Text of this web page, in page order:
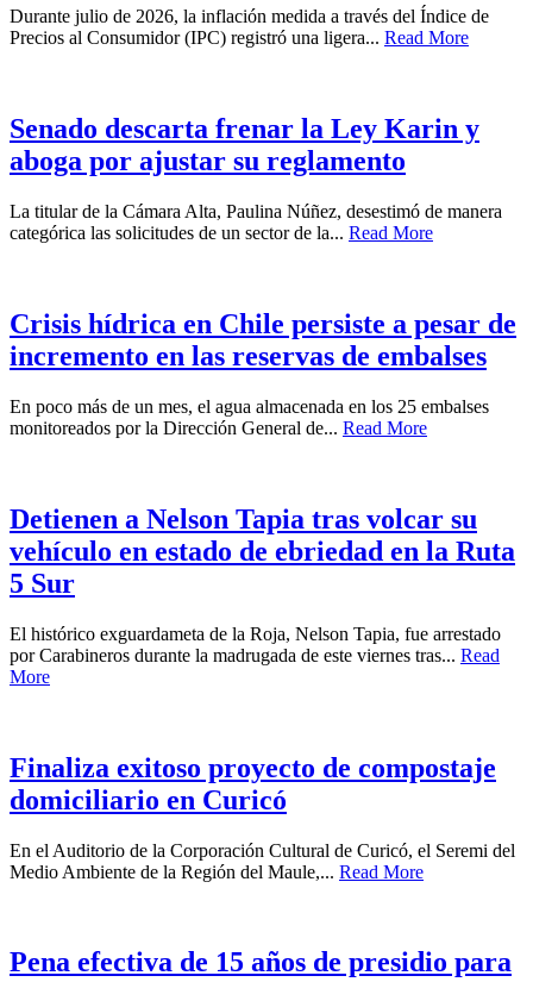
Durante julio de 2026, la inflación medida a través del Índice de
Precios al Consumidor (IPC) registró una ligera... Read More
Senado descarta frenar la Ley Karin y
aboga por ajustar su reglamento
La titular de la Cámara Alta, Paulina Núñez, desestimó de manera
categórica las solicitudes de un sector de la... Read More
Crisis hídrica en Chile persiste a pesar de
incremento en las reservas de embalses
En poco más de un mes, el agua almacenada en los 25 embalses
monitoreados por la Dirección General de... Read More
Detienen a Nelson Tapia tras volcar su
vehículo en estado de ebriedad en la Ruta
5 Sur
El histórico exguardameta de la Roja, Nelson Tapia, fue arrestado
por Carabineros durante la madrugada de este viernes tras... Read
More
Finaliza exitoso proyecto de compostaje
domiciliario en Curicó
En el Auditorio de la Corporación Cultural de Curicó, el Seremi del
Medio Ambiente de la Región del Maule,... Read More
Pena efectiva de 15 años de presidio para